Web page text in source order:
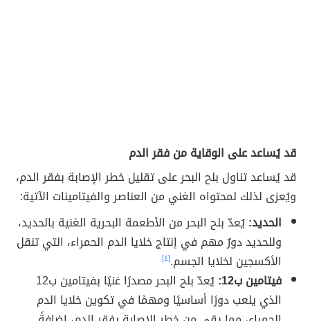
قد يُساعد على الوقاية من فقر الدم
قد يُساعد تناول بلح البحر على تقليل خطر الإصابة بفقر الدم،
ويُعزى لذلك لمحتواه الغني من العناصر والفيتامينات الآتية:
الحديد:يُعدّ بلح البحر من الأطعمة البحرية الغنية بالحديد،
وللحديد دورٌ مهم في إنتاج خلايا الدم الحمراء، التي تنقل
الأكسجين لخلايا الجسم.[٤]
فيتامين ب12:
يُعدّ بلح البحر مصدرًا غنيًا بفيتامين ب12
الذي يلعب دورًا أساسيًا ومهمًا في تكوين خلايا الدم